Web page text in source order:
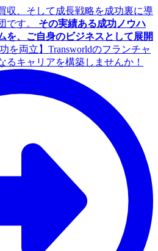
収、そして成長戦略を成功裏に導
です。 その実績ある成功ノウハ
を、ご自身のビジネスとして展開
を両立】Transworldのフランチャ
るキャリアを構築しませんか！